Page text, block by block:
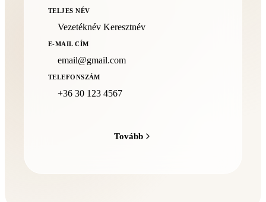
TELJES NÉV
E-MAIL CÍM
TELEFONSZÁM
Tovább